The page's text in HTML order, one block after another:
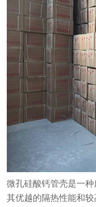
微孔硅酸钙管壳是一
其优越的隔热性能和